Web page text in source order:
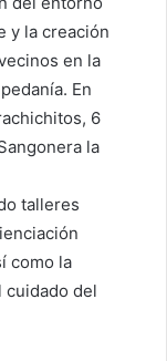
y la creación
en la
En
6
la
talleres
como la
cuidado del